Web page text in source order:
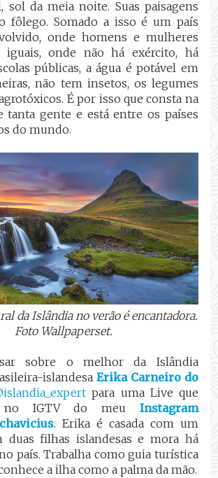
sol da meia noite. Suas paisagens
fôlego. Somado a isso é um país
onde homens e mulheres
onde não há exército, há
públicas, a água é potável em
não tem insetos, os legumes
É por isso que consta na
tanta gente e está entre os países
do mundo.
da Islândia no verão é encantadora.
Foto Wallpaperset.
sobre o melhor da Islândia
islandesa Erika Carneiro do
para uma Live que
no IGTV do meu Instagram
. Erika é casada com um
duas filhas islandesas e mora há
país. Trabalha como guia turística
a ilha como a palma da mão.